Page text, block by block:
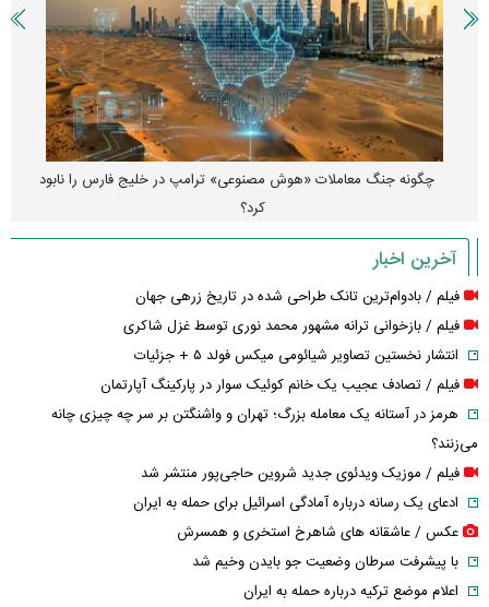
هوش مصنوعی خودزنی می‌کند
آخرین اخبار
فیلم / بادوام‌ترین تانک طراحی شده در تاریخ زرهی جهان
فیلم / بازخوانی ترانه مشهور محمد نوری توسط غزل شاکری
انتشار نخستین تصاویر شیائومی میکس فولد ۵ + جزئیات
فیلم / تصادف عجیب یک خانم کوئیک سوار در پارکینگ آپارتمان
هرمز در آستانه یک معامله بزرگ؛ تهران و واشنگتن بر سر چه چیزی چانه
می‌زنند؟
فیلم / موزیک ویدئوی جدید شروین حاجی‌پور منتشر شد
ادعای یک رسانه درباره آمادگی اسرائیل برای حمله به ایران
عکس / عاشقانه های شاهرخ استخری و همسرش
با پیشرفت سرطان وضعیت جو بایدن وخیم شد
اعلام موضع ترکیه درباره حمله به ایران